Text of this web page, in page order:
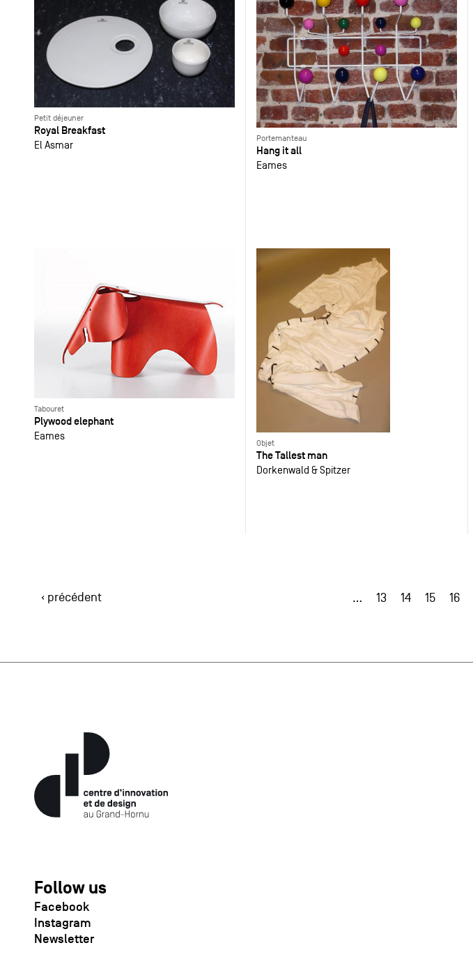
Petit déjeuner
Royal Breakfast
El Asmar
Portemanteau
Hang it all
Eames
Tabouret
Plywood elephant
Eames
Objet
The Tallest man
Dorkenwald & Spitzer
‹ précédent … 13 14 15 16
Follow us
Facebook
Instagram
Newsletter